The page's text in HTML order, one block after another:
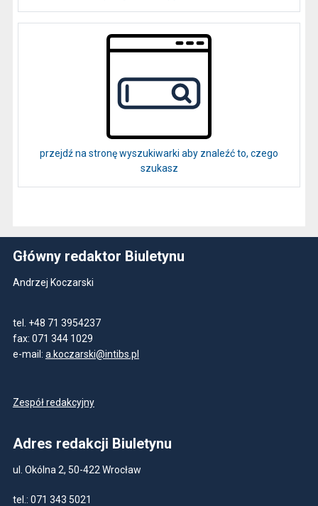
przejdź na stronę wyszukiwarki aby znaleźć to, czego
szukasz
Główny redaktor Biuletynu
Andrzej Koczarski
tel. +48 71 3954237
fax: 071 344 1029
e-mail: a.koczarski@intibs.pl
Zespół redakcyjny
Adres redakcji Biuletynu
ul. Okólna 2, 50-422 Wrocław
tel.: 071 343 5021